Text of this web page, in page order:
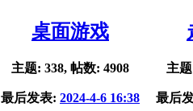
桌面游戏
主题: 338, 帖数: 4908
最后发表: 2024-4-6 16:38
主
最后